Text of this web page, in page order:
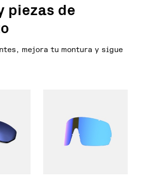
piezas de
mejora tu montura y sigue